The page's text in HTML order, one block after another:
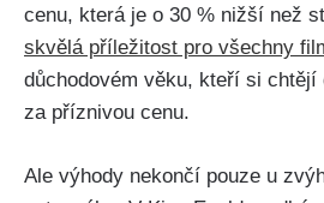
cenu, která je o 30 % nižší než
skvělá příležitost pro všechny
důchodovém věku, kteří si
za příznivou cenu.
Ale výhody nekončí pouze u